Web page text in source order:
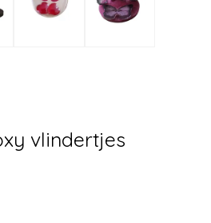
vlindertjes